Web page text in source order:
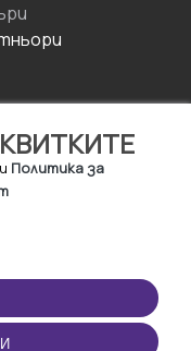
Политика за